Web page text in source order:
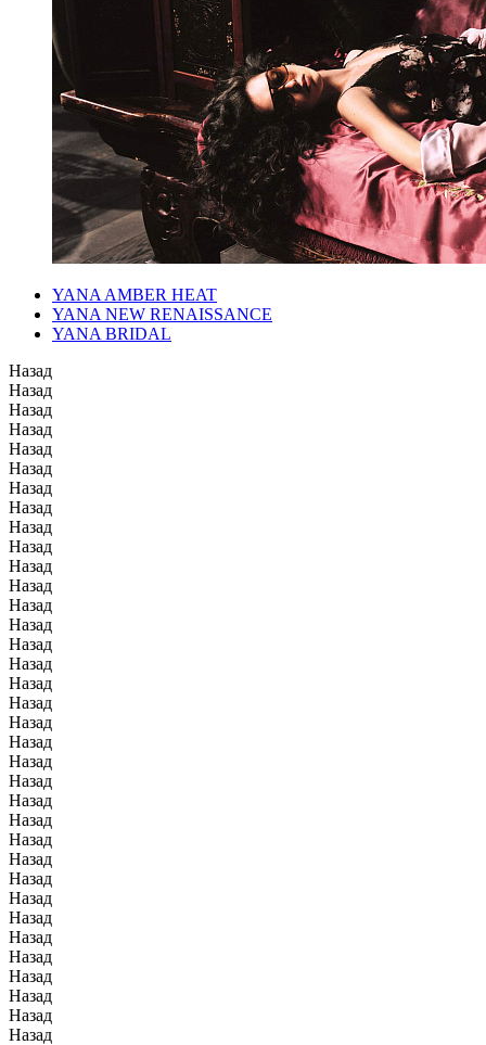
YANA AMBER HEAT
YANA NEW RENAISSANCE
YANA BRIDAL
Назад
Назад
Назад
Назад
Назад
Назад
Назад
Назад
Назад
Назад
Назад
Назад
Назад
Назад
Назад
Назад
Назад
Назад
Назад
Назад
Назад
Назад
Назад
Назад
Назад
Назад
Назад
Назад
Назад
Назад
Назад
Назад
Назад
Назад
Назад